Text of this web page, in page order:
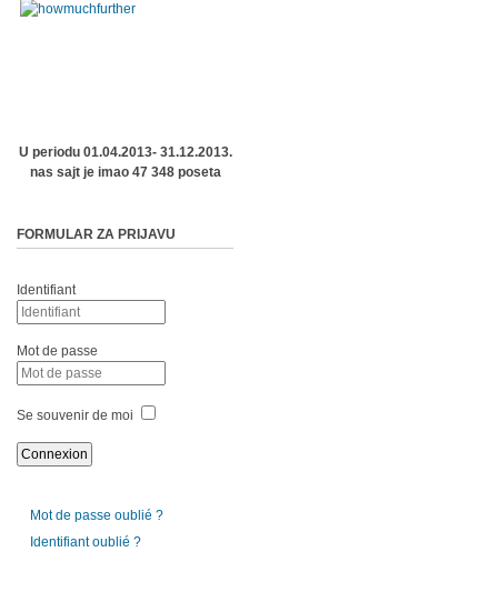
U periodu 01.04.2013- 31.12.2013.
nas sajt je imao 47 348 poseta
FORMULAR ZA PRIJAVU
Identifiant
Mot de passe
Se souvenir de moi
Mot de passe oublié ?
Identifiant oublié ?